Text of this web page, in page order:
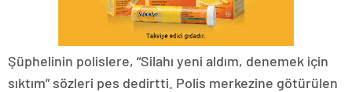
Şüphelinin polislere, “Silahı yeni aldım, denemek için
sıktım” sözleri pes dedirtti. Polis merkezine götürülen